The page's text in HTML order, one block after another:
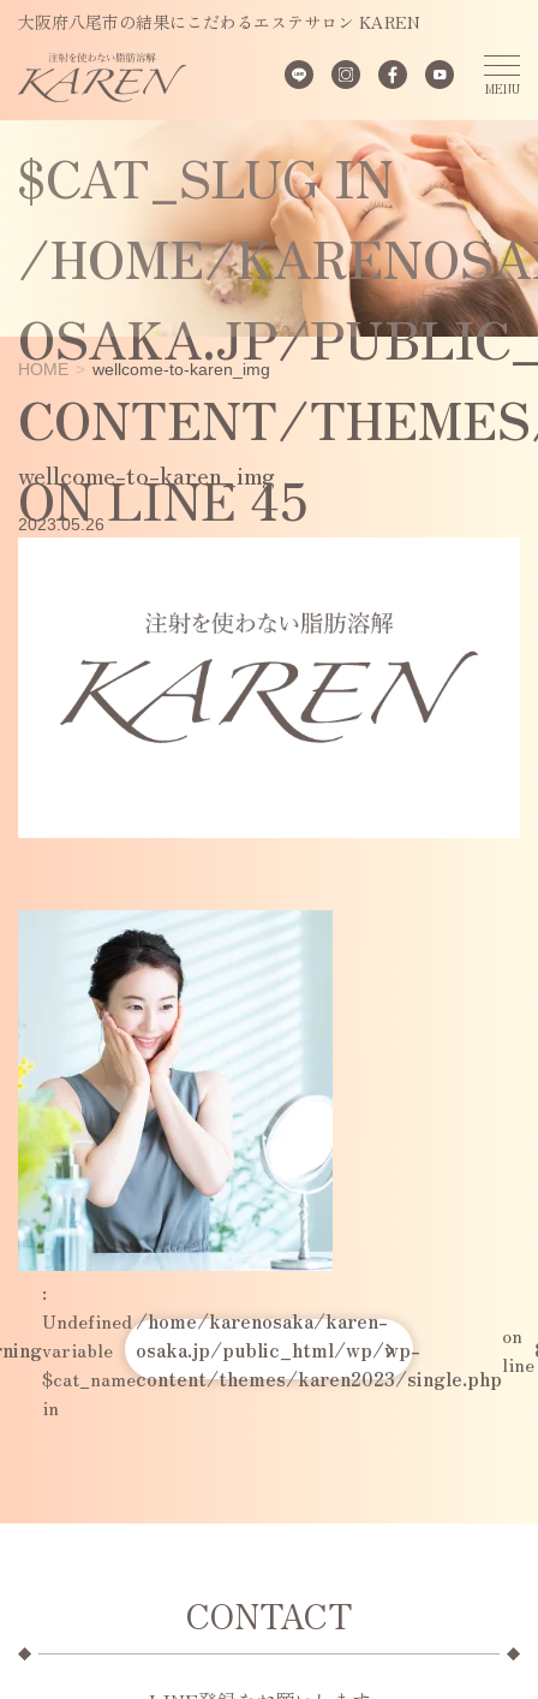
大阪府八尾市の結果にこだわるエステサロン KAREN
VARIABLE
$CAT_SLUG IN
/HOME/
OSAKA.JP/
CONTENT/
ON LINE45
content/themes/karen2023/single.phpon line
HOME wellcome-to-karen_img
wellcome-to-karen_img
2023.05.26
:
Undefined
variable
$cat_name
in
/home/karenosaka/karen-
osaka.jp/public_html/wp/wp-
content/themes/karen2023/single.php
on
line
CONTACT